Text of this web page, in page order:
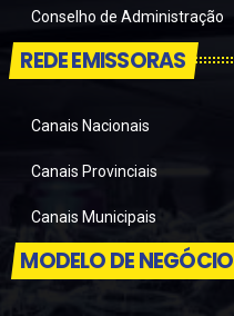
Conselho de Administração
REDE EMISSORAS
Canais Nacionais
Canais Provinciais
Canais Municipais
MODELO DE NEGÓCIO